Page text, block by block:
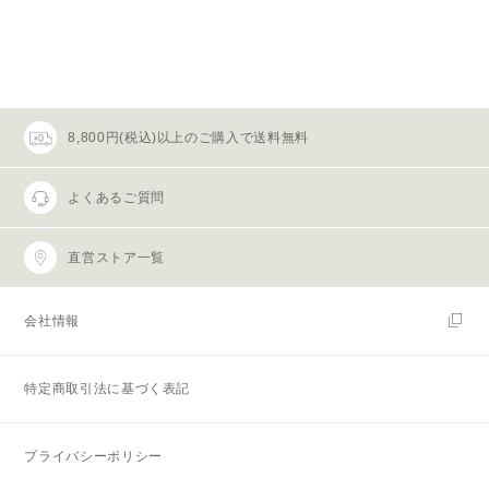
8,800円(税込)以上のご購入で送料無料
よくあるご質問
直営ストア一覧
会社情報
特定商取引法に基づく表記
プライバシーポリシー